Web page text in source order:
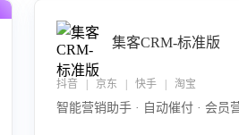
集客CRM-标准版
抖音 | 京东 | 快手 | 淘宝
智能营销助手 · 自动催付 · 会员